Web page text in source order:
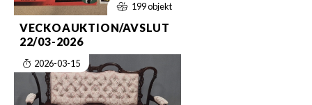
199 objekt
VECKOAUKTION/AVSLUT
22/03-2026
2026-03-15